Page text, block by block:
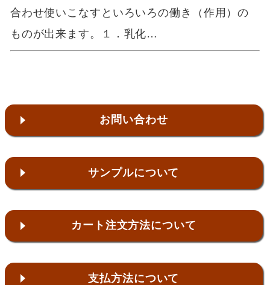
合わせ使いこなすといろいろの働き（作用）の
ものが出来ます。１．乳化…
お問い合わせ
サンプルについて
カート注文方法について
支払方法について